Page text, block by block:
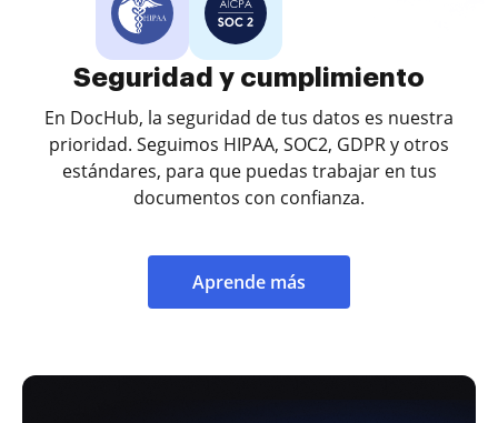
Seguridad y cumplimiento
En DocHub, la seguridad de tus datos es nuestra
prioridad. Seguimos HIPAA, SOC2, GDPR y otros
estándares, para que puedas trabajar en tus
documentos con confianza.
Aprende más